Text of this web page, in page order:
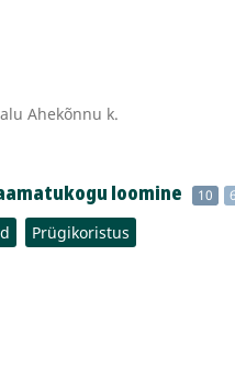
Ahekõnnu k.
loomine 10 6
Prügikoristus